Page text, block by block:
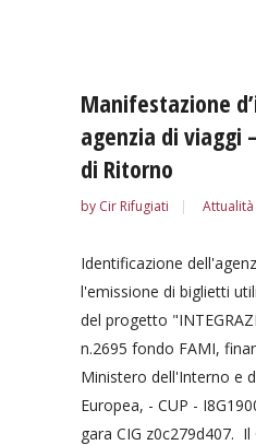
Manifestazione
agenzia di viaggi
di Ritorno
by Cir Rifugiati Attualità
Identificazione
l'emissione di biglietti
del progetto
n.2695 fondo FAMI,
Ministero dell'Interno e
Europea, - CUP -
gara CIG z0c279d407.